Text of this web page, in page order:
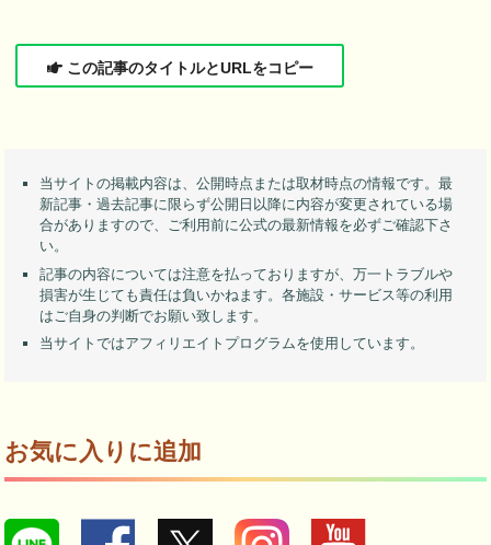
この記事のタイトルとURLをコピー
当サイトの掲載内容は、公開時点または取材時点の情報です。最
新記事・過去記事に限らず公開日以降に内容が変更されている場
合がありますので、ご利用前に公式の最新情報を必ずご確認下さ
い。
記事の内容については注意を払っておりますが、万一トラブルや
損害が生じても責任は負いかねます。各施設・サービス等の利用
はご自身の判断でお願い致します。
当サイトではアフィリエイトプログラムを使用しています。
お気に入りに追加